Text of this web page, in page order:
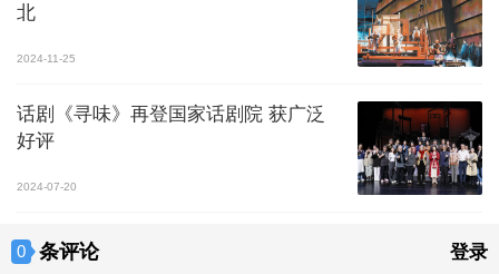
北
2024-11-25
话剧《寻味》再登国家话剧院 获广泛
好评
2024-07-20
0 条评论 登录